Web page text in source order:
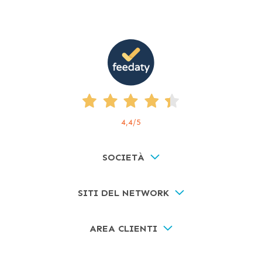
4,4/5
SOCIETÀ
SITI DEL NETWORK
AREA CLIENTI